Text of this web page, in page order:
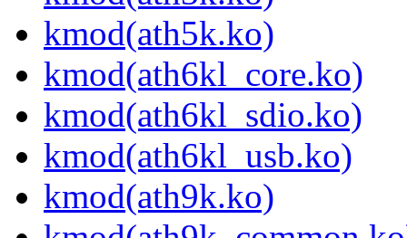
kmod(ath5k.ko)
kmod(ath6kl_core.ko)
kmod(ath6kl_sdio.ko)
kmod(ath6kl_usb.ko)
kmod(ath9k.ko)